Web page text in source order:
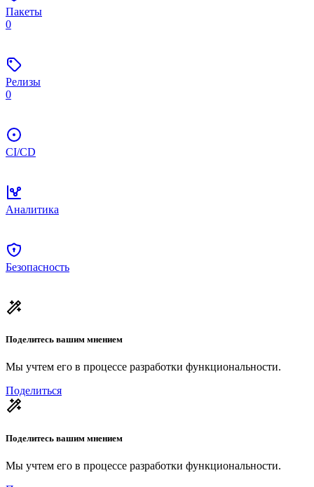
Пакеты
0
Релизы
0
CI/CD
Аналитика
Безопасность
Поделитесь вашим мнением
Мы учтем его в процессе разработки функциональности.
Поделиться
Поделитесь вашим мнением
Мы учтем его в процессе разработки функциональности.